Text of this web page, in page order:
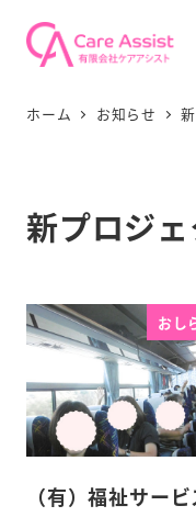
ホーム お知らせ
新プロジェ
おし
（有）福祉サービ